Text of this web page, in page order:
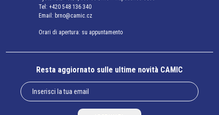
Tel: +420 548 136 340
Email: brno@camic.cz
Orari di apertura: su appuntamento
Resta aggiornato sulle ultime novità CAMIC